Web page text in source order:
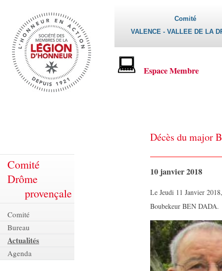
Comité
VALENCE - VALLEE DE LA
Espace Membre
Comité
Drôme
provençale
Comité
Bureau
Actualités
Agenda
Décès du major
10 janvier 2018
Le Jeudi 11 Janvier
Boubekeur BEN DADA.